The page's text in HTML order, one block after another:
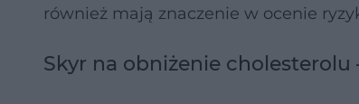
również mają znaczenie w ocenie
Skyr na obniżenie cholesterolu